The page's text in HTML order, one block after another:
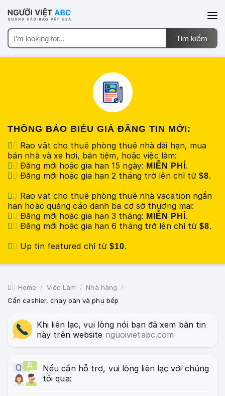
THÔNG BÁO BIỂU GIÁ ĐĂNG TIN MỚI:
Rao vặt cho thuê phòng thuê nhà dài hạn, mua
bán nhà và xe hơi, bán tiệm, hoặc việc làm:
Đăng mới hoặc gia hạn 15 ngày: MIỄN PHÍ .
Đăng mới hoặc gia hạn 2 tháng trở lên chỉ từ$8.
Rao vặt cho thuê phòng thuê nhà vacation ngắn
hạn hoặc quảng cáo danh bạ cơ sở thương mại:
Đăng mới hoặc gia hạn 3 tháng: MIỄN PHÍ .
Đăng mới hoặc gia hạn 6 tháng trở lên chỉ từ$8.
Up tin featured chỉ từ$10.
Home Việc Làm
Nhà hàng
Cần cashier, chạy bàn và phụ bếp
Khi liên lạc, vui lòng nói bạn đã xem bản tin
này trên website nguoivietabc.com
Nếu cần hỗ trợ, vui lòng liên lạc với chúng
tôi qua: